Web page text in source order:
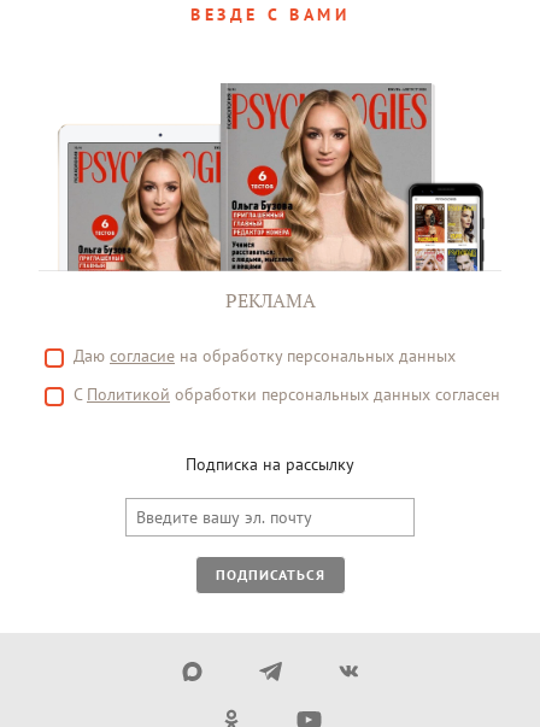
ВЕЗДЕ С ВАМИ
РЕКЛАМА
Даю согласие на обработку персональных данных
С Политикой обработки персональных данных согласен
Подписка на рассылку
ПОДПИСАТЬСЯ